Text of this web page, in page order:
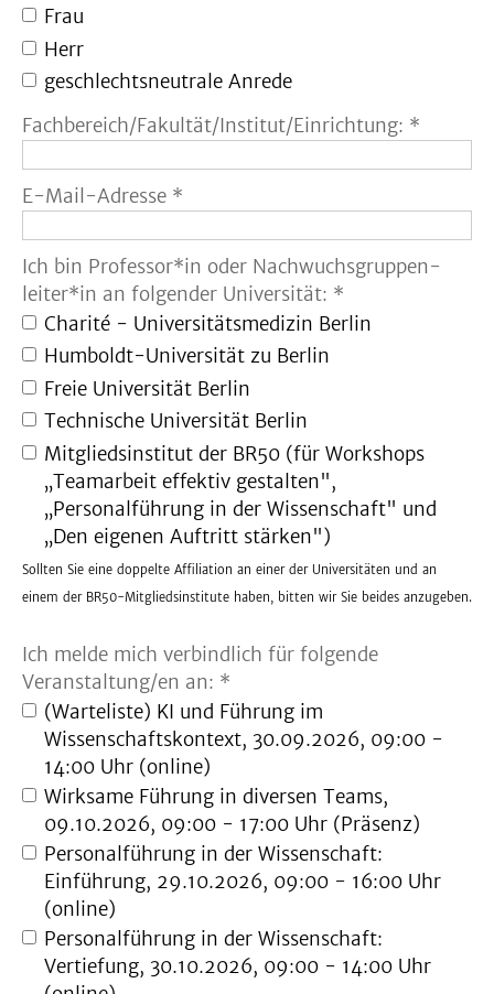
Frau
Herr
geschlechtsneutrale Anrede
Fachbereich/Fakultät/Institut/Einrichtung: *
E-Mail-Adresse *
Ich bin Professor*in oder Nachwuchsgruppen-
leiter*in an folgender Universität: *
Charité - Universitätsmedizin Berlin
Humboldt-Universität zu Berlin
Freie Universität Berlin
Technische Universität Berlin
Mitgliedsinstitut der BR50 (für Workshops
„Teamarbeit effektiv gestalten",
„Personalführung in der Wissenschaft" und
„Den eigenen Auftritt stärken")
Sollten Sie eine doppelte Affiliation an einer der Universitäten und an
einem der BR50-Mitgliedsinstitute haben, bitten wir Sie beides anzugeben.
Ich melde mich verbindlich für folgende
Veranstaltung/en an: *
(Warteliste) KI und Führung im
Wissenschaftskontext, 30.09.2026, 09:00 -
14:00 Uhr (online)
Wirksame Führung in diversen Teams,
09.10.2026, 09:00 - 17:00 Uhr (Präsenz)
Personalführung in der Wissenschaft:
Einführung, 29.10.2026, 09:00 - 16:00 Uhr
(online)
Personalführung in der Wissenschaft:
Vertiefung, 30.10.2026, 09:00 - 14:00 Uhr